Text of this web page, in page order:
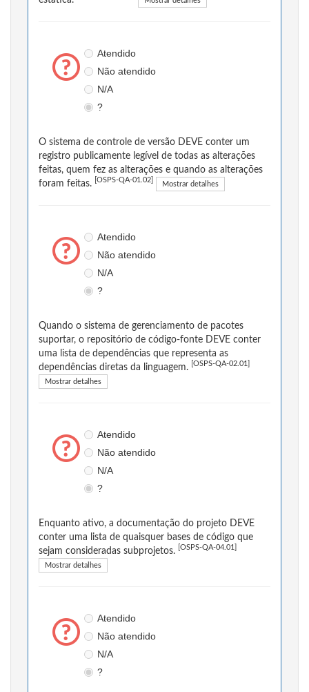
Atendido
Não atendido
N/A
?
O sistema de controle de versão DEVE conter um
registro publicamente legível de todas as alterações
feitas, quem fez as alterações e quando as alterações
foram feitas.
[OSPS-QA-01.02] Mostrar detalhes
Atendido
Não atendido
N/A
?
Quando o sistema de gerenciamento de pacotes
suportar, o repositório de código-fonte DEVE conter
uma lista de dependências que representa as
dependências diretas da linguagem.
[OSPS-QA-02.01]
Mostrar detalhes
Atendido
Não atendido
N/A
?
Enquanto ativo, a documentação do projeto DEVE
conter uma lista de quaisquer bases de código que
sejam consideradas subprojetos.
[OSPS-QA-04.01]
Mostrar detalhes
Atendido
Não atendido
N/A
?